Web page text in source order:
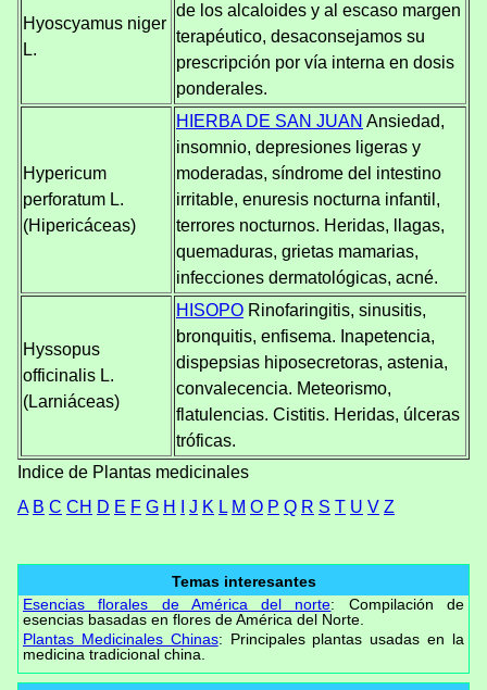
Hyoscyamus niger
L.
de los alcaloides y al escaso margen
terapéutico, desaconsejamos su
prescripción por vía interna en dosis
ponderales.
Hypericum
perforatum L.
(Hipericáceas)
HIERBA DE SAN JUAN Ansiedad,
insomnio, depresiones ligeras y
moderadas, síndrome del intestino
irritable, enuresis nocturna infantil,
terrores nocturnos. Heridas, llagas,
quemaduras, grietas mamarias,
infecciones dermatológicas, acné.
Hyssopus
officinalis L.
(Larniáceas)
HISOPO Rinofaringitis, sinusitis,
bronquitis, enfisema. Inapetencia,
dispepsias hiposecretoras, astenia,
convalecencia. Meteorismo,
flatulencias. Cistitis. Heridas, úlceras
tróficas.
Indice de Plantas medicinales
A B C CH D E F G H J K L M O P Q R S T U V Z
Temas interesantes
Esencias florales de América del norte: Compilación de
esencias basadas en flores de América del Norte.
Plantas Medicinales Chinas: Principales plantas usadas en la
medicina tradicional china.